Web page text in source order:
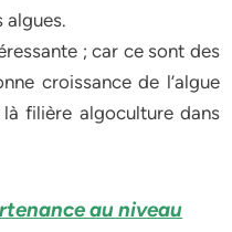
algues.
; car ce sont des
croissance de l’algue
filière algoculture dans
au niveau